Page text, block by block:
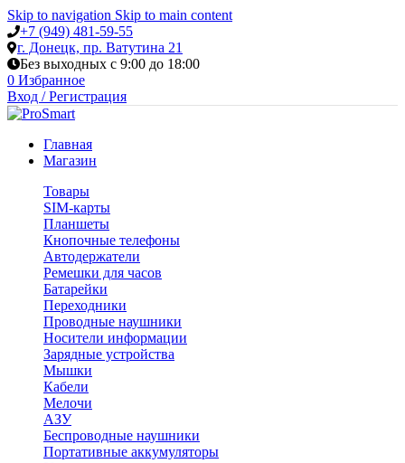
Skip to navigation Skip to main content
+7 (949) 481-59-55
г. Донецк, пр. Ватутина 21
Без выходных с 9:00 до 18:00
0 Избранное
Вход / Регистрация
Главная
Магазин
Товары
SIM-карты
Планшеты
Кнопочные телефоны
Автодержатели
Ремешки для часов
Батарейки
Переходники
Проводные наушники
Носители информации
Зарядные устройства
Мышки
Кабели
Мелочи
АЗУ
Беспроводные наушники
Портативные аккумуляторы